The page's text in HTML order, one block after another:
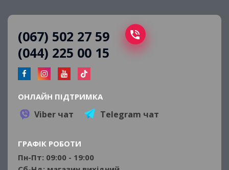
(067) 502 27 59
(044) 225 00 15
ОНЛАЙН ПІДТРИМКА
Viber чат Telegram чат
ГРАФІК РОБОТИ
Пн-Пт: 09:00 - 19:00